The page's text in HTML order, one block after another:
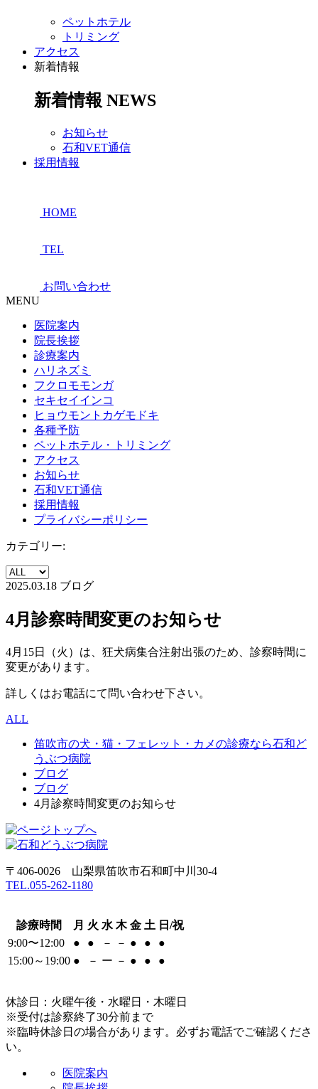
ペットホテル
トリミング
アクセス
新着情報
新着情報 NEWS
お知らせ
石和VET通信
採用情報
HOME
TEL
お問い合わせ
MENU
医院案内
院長挨拶
診療案内
ハリネズミ
フクロモモンガ
セキセイインコ
ヒョウモントカゲモドキ
各種予防
ペットホテル・トリミング
アクセス
お知らせ
石和VET通信
採用情報
プライバシーポリシー
カテゴリー:
2025.03.18 ブログ
4月診察時間変更のお知らせ
4月15日（火）は、狂犬病集合注射出張のため、診察時間に
変更があります。
詳しくはお電話にて問い合わせ下さい。
ALL
笛吹市の犬・猫・フェレット・カメの診療なら石和ど
うぶつ病院
ブログ
ブログ
4月診察時間変更のお知らせ
〒406-0026 山梨県笛吹市石和町中川30-4
TEL.055-262-1180
診療時間 月 火 水 木 金 土 日/祝
9:00〜12:00
● ● － － ● ●
●
15:00～19:00 ● － ー － ● ● ●
休診日：火曜午後・水曜日・木曜日
※受付は診察終了30分前まで
※臨時休診日の場合があります。必ずお電話でご確認くださ
い。
医院案内